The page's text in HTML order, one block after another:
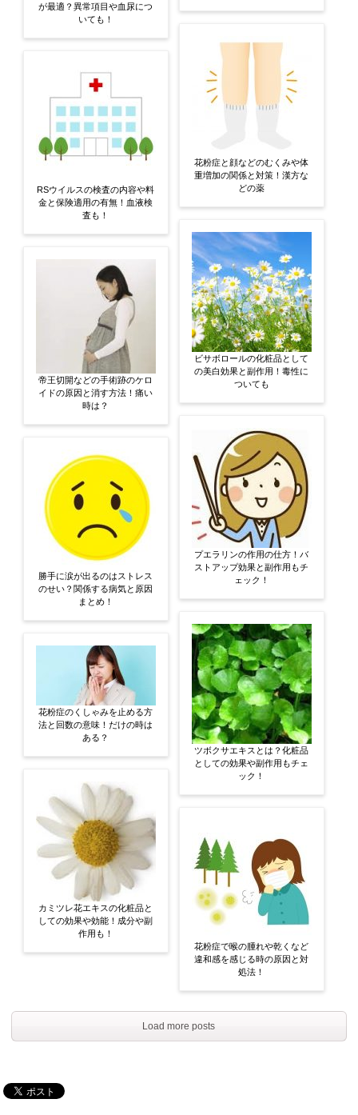
が最適？異常項目や血尿につ
いても！
RSウイルスの検査の内容や料
金と保険適用の有無！血液検
査も！
帝王切開などの手術跡のケロ
イドの原因と消す方法！痛い
時は？
勝手に涙が出るのはストレス
のせい？関係する病気と原因
まとめ！
花粉症のくしゃみを止める方
法と回数の意味！だけの時は
ある？
カミツレ花エキスの化粧品と
しての効果や効能！成分や副
作用も！
花粉症と顔などのむくみや体
重増加の関係と対策！漢方な
どの薬
ビサボロールの化粧品として
の美白効果と副作用！毒性に
ついても
プエラリンの作用の仕方！バ
ストアップ効果と副作用もチ
ェック！
ツボクサエキスとは？化粧品
としての効果や副作用もチェ
ック！
花粉症で喉の腫れや乾くなど
違和感を感じる時の原因と対
処法！
Load more posts